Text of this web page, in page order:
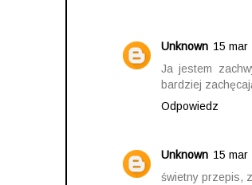
Unknown 15 mar
Ja jestem
bardziej
Odpowiedz
Unknown 15 mar
świetny przepis,